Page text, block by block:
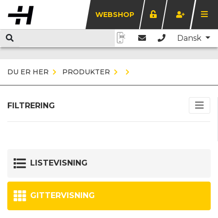
WEBSHOP
Dansk
DU ER HER PRODUKTER
FILTRERING
LISTEVISNING
GITTERVISNING